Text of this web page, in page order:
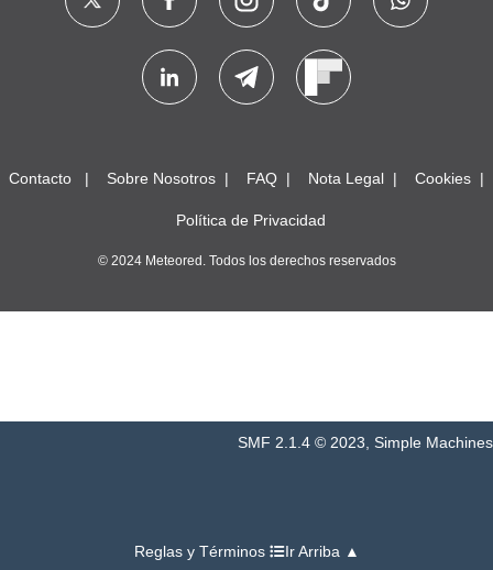
Contacto Sobre Nosotros FAQ Nota Legal Cookies
Política de Privacidad
© 2024 Meteored. Todos los derechos reservados
SMF 2.1.4 © 2023, Simple Machines
Reglas y Términos Ir Arriba ▲